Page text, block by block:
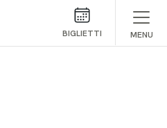
BIGLIETTI MENU